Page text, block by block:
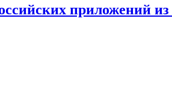
приложений